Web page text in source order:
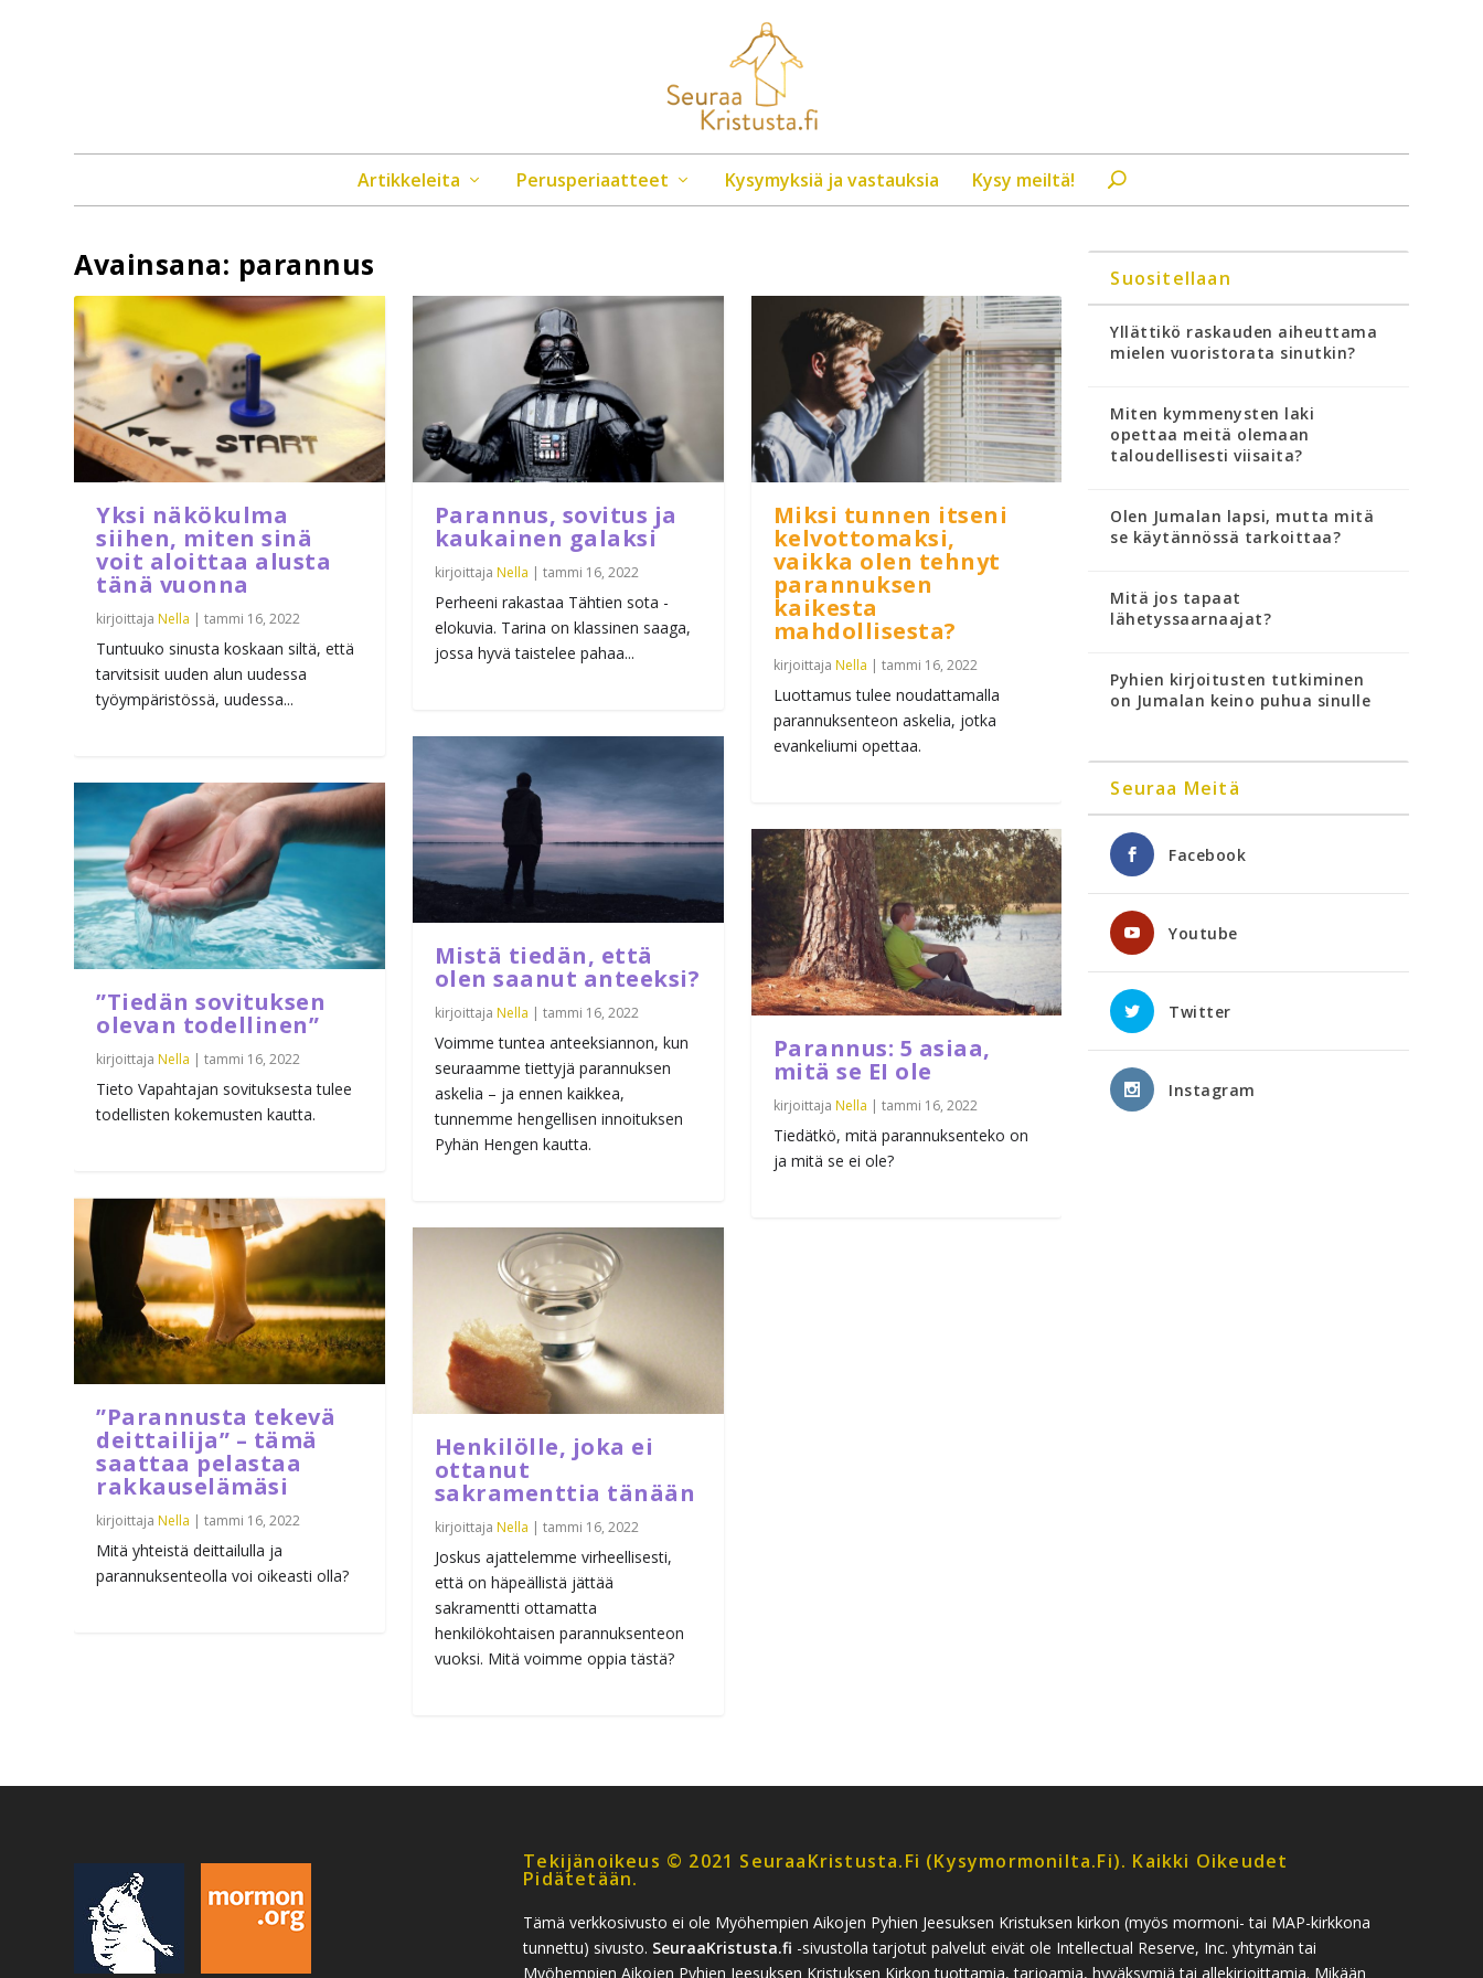
Artikkeleita Perusperiaatteet Kysymyksiä ja vastauksia Kysy meiltä!
Avainsana: parannus
Yksi näkökulma
siihen, miten sinä
voit aloittaa alusta
tänä vuonna
kirjoittajaNella |tammi 16, 2022
Tuntuuko sinusta koskaan siltä, että
tarvitsisit uuden alun uudessa
työympäristössä, uudessa...
”Tiedän sovituksen
olevan todellinen”
kirjoittajaNella |tammi 16, 2022
Tieto Vapahtajan sovituksesta tulee
todellisten kokemusten kautta.
”Parannusta tekevä
deittailija” – tämä
saattaa pelastaa
rakkauselämäsi
kirjoittajaNella |tammi 16, 2022
Mitä yhteistä deittailulla ja
parannuksenteolla voi oikeasti olla?
Parannus, sovitus ja
kaukainen galaksi
kirjoittaja Nella | tammi 16, 2022
Perheeni rakastaa Tähtien sota -
elokuvia. Tarina on klassinen saaga,
jossa hyvä taistelee pahaa...
Mistä tiedän, että
olen saanut anteeksi?
kirjoittaja Nella | tammi 16, 2022
Voimme tuntea anteeksiannon, kun
seuraamme tiettyjä parannuksen
askelia – ja ennen kaikkea,
tunnemme hengellisen innoituksen
Pyhän Hengen kautta.
Henkilölle, joka ei
ottanut
sakramenttia tänään
kirjoittaja Nella | tammi 16, 2022
Joskus ajattelemme virheellisesti,
että on häpeällistä jättää
sakramentti ottamatta
henkilökohtaisen parannuksenteon
vuoksi. Mitä voimme oppia tästä?
Miksi tunnen itseni
kelvottomaksi,
vaikka olen tehnyt
parannuksen
kaikesta
mahdollisesta?
kirjoittaja Nella | tammi 16, 2022
Luottamus tulee noudattamalla
parannuksenteon askelia, jotka
evankeliumi opettaa.
Parannus: 5 asiaa,
mitä se EI ole
kirjoittaja Nella | tammi 16, 2022
Tiedätkö, mitä parannuksenteko on
ja mitä se ei ole?
Suositellaan
Yllättikö raskauden aiheuttama
mielen vuoristorata sinutkin?
Miten kymmenysten laki
opettaa meitä olemaan
taloudellisesti viisaita?
Olen Jumalan lapsi, mutta mitä
se käytännössä tarkoittaa?
Mitä jos tapaat
lähetyssaarnaajat?
Pyhien kirjoitusten tutkiminen
on Jumalan keino puhua sinulle
Seuraa Meitä
Facebook
Youtube
Twitter
Instagram
Tekijänoikeus © 2021 SeuraaKristusta.fi (kysymormonilta.fi). Kaikki Oikeudet
Pidätetään.
Tämä verkkosivusto ei ole Myöhempien Aikojen Pyhien Jeesuksen Kristuksen kirkon (myös mormoni- tai MAP-kirkkona
tunnettu) sivusto. SeuraaKristusta.fi -sivustolla tarjotut palvelut eivät ole Intellectual Reserve, Inc. yhtymän tai
Myöhempien Aikojen Pyhien Jeesuksen Kristuksen Kirkon tuottamia, tarjoamia, hyväksymiä tai allekirjoittamia. Mikään